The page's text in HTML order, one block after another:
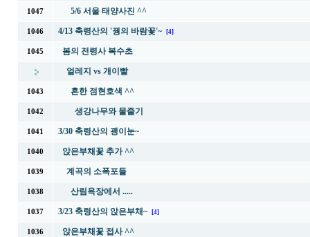
1047 5/6 서울 태양사진 ^^
1046 4/13 축령산의 '꿩의 바람꽃'~ [4]
1045 봄의 전령사 복수초
얼레지 vs 개이빨
1043 흔한 점현호색 ^^
1042 생강나무와 물줄기
1041 3/30 축령산의 괭이눈~
1040 앉은부채꽃 추가 ^^
1039 계곡의 소폭포들
1038 산림욕장에서 .....
1037 3/23 축령산의 앉은부채~ [4]
1036 앉은부채꽃 접사 ^^